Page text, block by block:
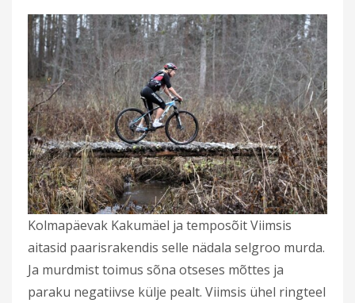
Kolmapäevak Kakumäel ja temposõit Viimsis
aitasid paarisrakendis selle nädala selgroo murda.
Ja murdmist toimus sõna otseses mõttes ja
paraku negatiivse külje pealt. Viimsis ühel ringteel